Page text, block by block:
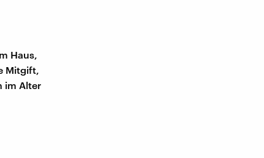
Haus,
Mitgift,
im Alter